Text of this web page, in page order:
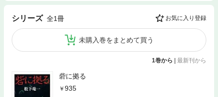
シリーズ 全1冊 お気に入り登録
未購入巻をまとめて買う
1巻から 最新刊から
砦に拠る
935